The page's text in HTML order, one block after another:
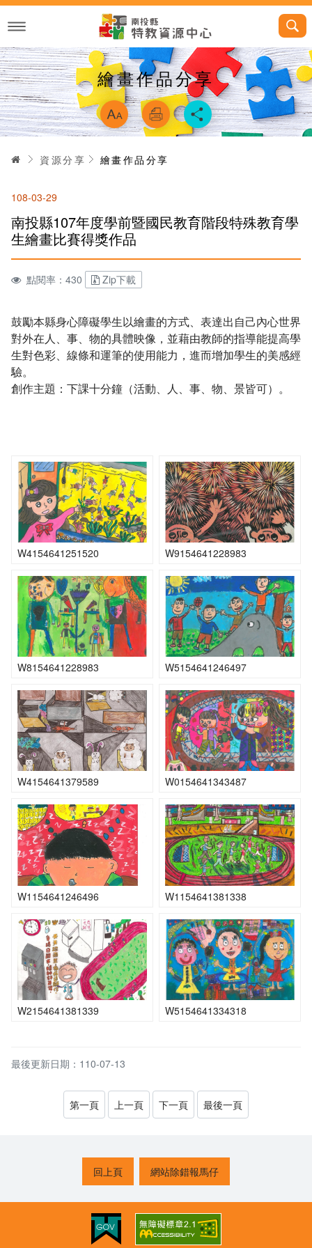
跳
主
內
容
繪畫作品分享 略過字型切換
首頁資源分享 繪畫作品分享
108-03-29
南投縣107年度學前暨國民教育階段特殊教育學
生繪畫比賽得獎作品
點閱率：430 Zip下載
鼓勵本縣身心障礙學生以繪畫的方式、表達出自己內心世界
對外在人、事、物的具體映像，並藉由教師的指導能提高學
生對色彩、線條和運筆的使用能力，進而增加學生的美感經
驗。
創作主題：下課十分鐘（活動、人、事、物、景皆可）。
W4154641251520 W9154641228983
W8154641228983 W5154641246497
W4154641379589 W0154641343487
W1154641246496 W1154641381338
W2154641381339 W5154641334318
最後更新日期：110-07-13
第一頁 上一頁 下一頁 最後一頁
回上頁 網站除錯報馬仔